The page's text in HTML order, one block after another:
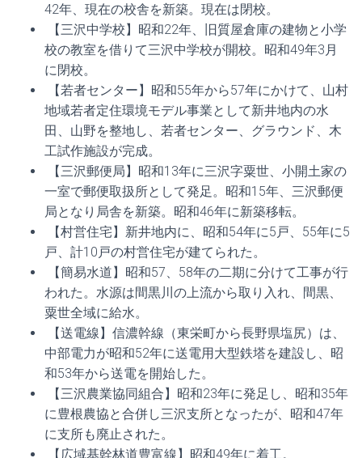
42年、現在の校舎を新築。現在は閉校。
【三沢中学校】昭和22年、旧質屋倉庫の建物と小学
校の教室を借りて三沢中学校が開校。昭和49年3月
に閉校。
【若者センター】昭和55年から57年にかけて、山村
地域若者定住環境モデル事業として新井地内の水
田、山野を整地し、若者センター、グラウンド、木
工試作施設が完成。
【三沢郵便局】昭和13年に三沢字粟世、小開土家の
一室で郵便取扱所として発足。昭和15年、三沢郵便
局となり局舎を新築。昭和46年に新築移転。
【村営住宅】新井地内に、昭和54年に5戸、55年に5
戸、計10戸の村営住宅が建てられた。
【簡易水道】昭和57、58年の二期に分けて工事が行
われた。水源は間黒川の上流から取り入れ、間黒、
粟世全域に給水。
【送電線】信濃幹線（東栄町から長野県塩尻）は、
中部電力が昭和52年に送電用大型鉄塔を建設し、昭
和53年から送電を開始した。
【三沢農業協同組合】昭和23年に発足し、昭和35年
に豊根農協と合併し三沢支所となったが、昭和47年
に支所も廃止された。
【広域基幹林道豊富線】昭和49年に着工。